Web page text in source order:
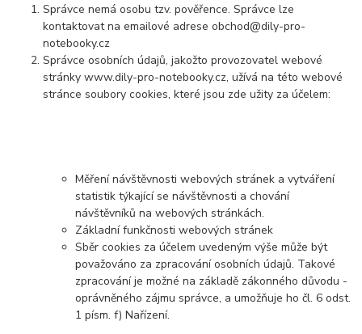
Správce nemá osobu tzv. pověřence. Správce lze
kontaktovat na emailové adrese obchod@dily-pro-
notebooky.cz
Správce osobních údajů, jakožto provozovatel webové
stránky www.dily-pro-notebooky.cz, užívá na této webové
stránce soubory cookies, které jsou zde užity za účelem:
Měření návštěvnosti webových stránek a vytváření
statistik týkající se návštěvnosti a chování
návštěvníků na webových stránkách.
Základní funkčnosti webových stránek
Sběr cookies za účelem uvedeným výše může být
považováno za zpracování osobních údajů. Takové
zpracování je možné na základě zákonného důvodu -
oprávněného zájmu správce, a umožňuje ho čl. 6 odst.
1 písm. f) Nařízení.